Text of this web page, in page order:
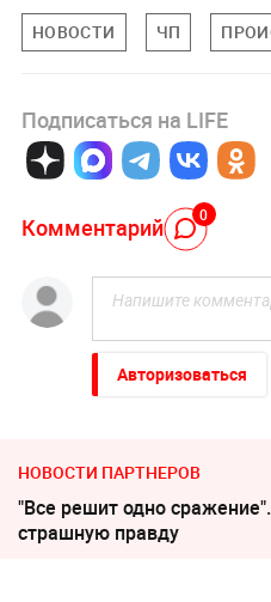
НОВОСТИ ЧП
Подписаться на LIFE
Комментарий 0
Авторизоваться
НОВОСТИ ПАРТНЕРОВ
"Все решит одно
страшную правду